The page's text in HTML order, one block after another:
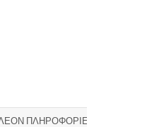
ΠΛΗΡΟΦΟΡΊΕΣ